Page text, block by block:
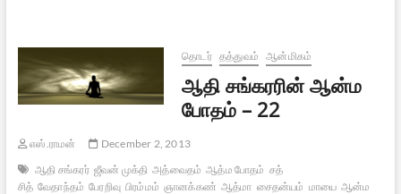
தொடர் தத்துவம் ஆன்மிகம்
ஆதி சங்கரரின் ஆன்ம
போதம் – 22
எஸ்.ராமன்
December 2, 2013
ஆதி சங்கரர் ஜீவன் முக்தி அத்வைதம் ஆத்ம போதம் சத்
சித் வேதாந்தம் பேரறிவு பிரம்மம் ஞானக்கண் ஆத்மா சைதன்யம் மாயை ஆன்ம